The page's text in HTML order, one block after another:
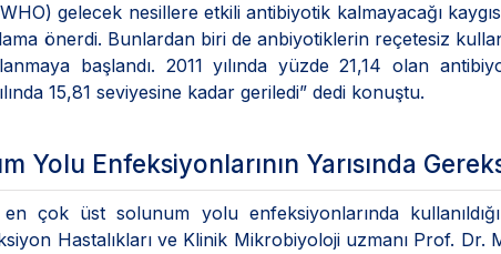
gelecek nesillere etkili antibiyotik kalmayacağı
önerdi. Bunlardan biri de anbiyotiklerin reçetesiz
başlandı. 2011 yılında yüzde 21,14 olan
15,81 seviyesine kadar geriledi” dedi konuştu.
Yolu Enfeksiyonlarının Yarısında
çok üst solunum yolu enfeksiyonlarında
Hastalıkları ve Klinik Mikrobiyoloji uzmanı Prof.